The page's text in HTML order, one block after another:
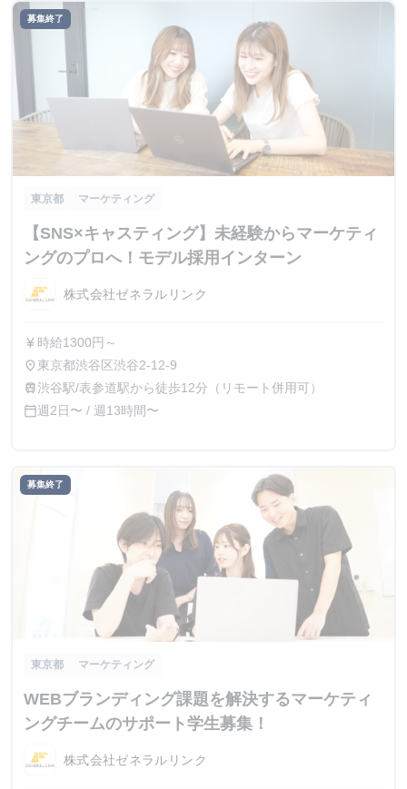
募集終了
東京都 マーケティング
【SNS×キャスティング】未経験からマーケティ
ングのプロへ！モデル採用インターン
株式会社ゼネラルリンク
currency_yen 時給1300円～
place東京都渋谷区渋谷2-12-9
train渋谷駅/表参道駅から徒歩12分（リモート併用可）
calendar_today週2日〜 / 週13時間〜
募集終了
東京都 マーケティング
WEBブランディング課題を解決するマーケティ
ングチームのサポート学生募集！
株式会社ゼネラルリンク